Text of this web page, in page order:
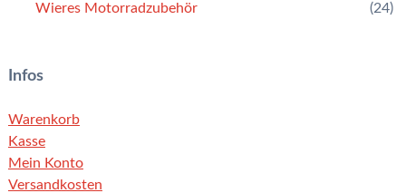
Wieres Motorradzubehör (24)
Infos
Warenkorb
Kasse
Mein Konto
Versandkosten